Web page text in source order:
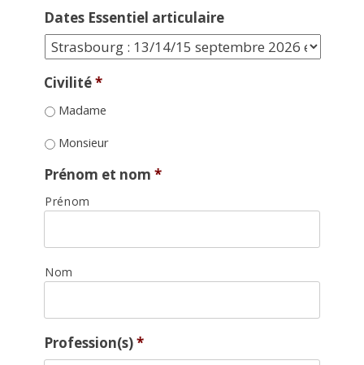
Dates Essentiel articulaire
Civilité*
Madame
Monsieur
Prénom et nom *
Prénom
Nom
Profession(s)*